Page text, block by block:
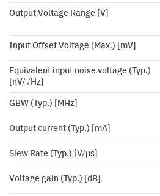
Output Voltage Range [V]
Input Offset Voltage (Max.) [mV]
Equivalent input noise voltage (Typ.)
[nV/√Hz]
GBW (Typ.) [MHz]
Output current (Typ.) [mA]
Slew Rate (Typ.) [V/µs]
Voltage gain (Typ.) [dB]